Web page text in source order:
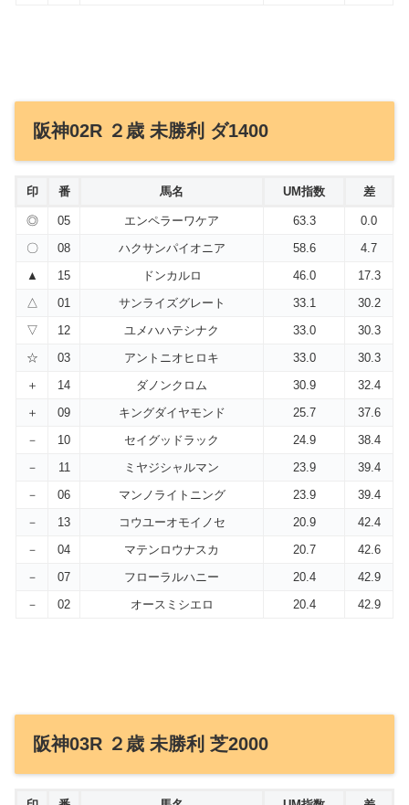
阪神02R ２歳 未勝利 ダ1400
印 番 馬名 UM指数 差
◎ 05 エンペラーワケア 63.3
0.0
〇
08 ハクサンパイオニア 58.6
4.7
▲
15 ドンカルロ 46.0
17.3
△
01 サンライズグレート 33.1
30.2
▽
12 ユメハハテシナク 33.0
30.3
☆
03 アントニオヒロキ 33.0
30.3
＋
14 ダノンクロム 30.9
32.4
＋
09 キングダイヤモンド 25.7
37.6
－
10 セイグッドラック 24.9
38.4
－
11 ミヤジシャルマン 23.9
39.4
－
06 マンノライトニング 23.9
39.4
－
13 コウユーオモイノセ 20.9
42.4
－
04 マテンロウナスカ 20.7
42.6
－
07 フローラルハニー 20.4
42.9
－
02 オースミシエロ 20.4 42.9
阪神03R ２歳 未勝利 芝2000